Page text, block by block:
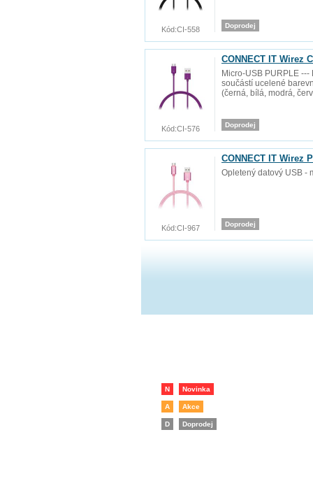
Doprodej
Kód:CI-558
CONNECT IT Wirez
Micro-USB PURPLE
součástí ucelené
(černá, bílá, modrá,
Doprodej
Kód:CI-576
CONNECT IT Wirez
Opletený datový USB -
Doprodej
Kód:CI-967
N Novinka
A Akce
D Doprodej